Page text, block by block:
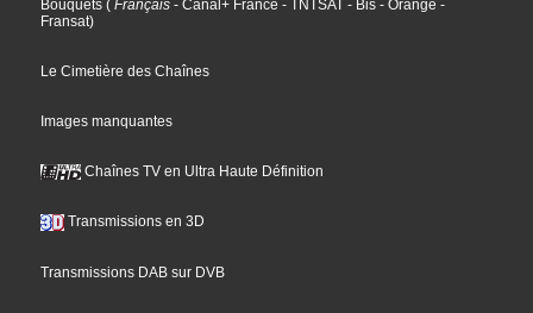
Bouquets ( Français - Canal+ France - TNTSAT - Bis - Orange -
Fransat)
Le Cimetière des Chaînes
Images manquantes
Chaînes TV en Ultra Haute Définition
Transmissions en 3D
Transmissions DAB sur DVB